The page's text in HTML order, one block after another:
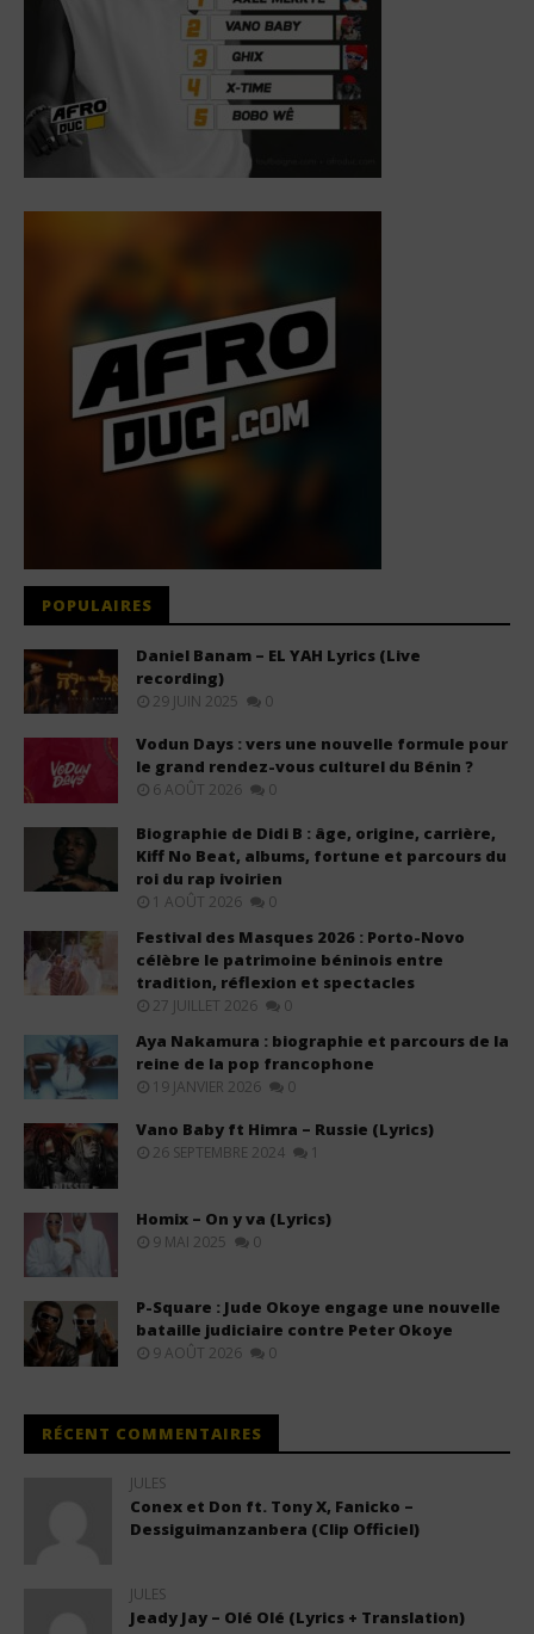
POPULAIRES
Daniel Banam – EL YAH Lyrics (Live
recording)
29 JUIN 2025 0
Vodun Days : vers une nouvelle formule pour
le grand rendez-vous culturel du Bénin ?
6 AOÛT 2026 0
Biographie de Didi B : âge, origine, carrière,
Kiff No Beat, albums, fortune et parcours du
roi du rap ivoirien
1 AOÛT 2026 0
Festival des Masques 2026 : Porto-Novo
célèbre le patrimoine béninois entre
tradition, réflexion et spectacles
27 JUILLET 2026 0
Aya Nakamura : biographie et parcours de la
reine de la pop francophone
19 JANVIER 2026 0
Vano Baby ft Himra – Russie (Lyrics)
26 SEPTEMBRE 2024 1
Homix – On y va (Lyrics)
9 MAI 2025 0
P-Square : Jude Okoye engage une nouvelle
bataille judiciaire contre Peter Okoye
9 AOÛT 2026 0
RÉCENT COMMENTAIRES
JULES
Conex et Don ft. Tony X, Fanicko –
Dessiguimanzanbera (Clip Officiel)
JULES
Jeady Jay – Olé Olé (Lyrics + Translation)